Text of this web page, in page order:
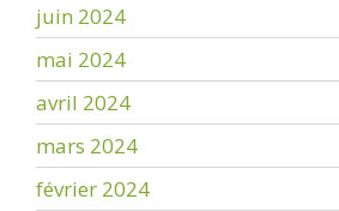
juin 2024
mai 2024
avril 2024
mars 2024
février 2024